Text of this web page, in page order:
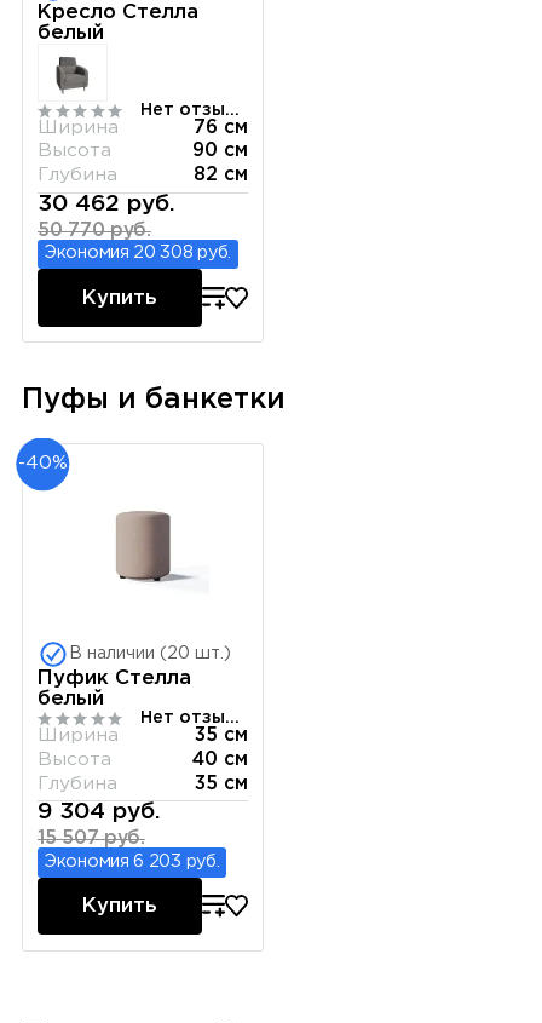
Кресло Стелла
белый
Нет отзывов
Ширина
76 см
Высота
90 см
Глубина
82 см
30 462 руб.
50 770 руб.
Экономия 20 308 руб.
Купить
Пуфы и банкетки
-40%
В наличии (20 шт.)
Пуфик Стелла
белый
Нет отзывов
Ширина
35 см
Высота
40 см
Глубина
35 см
9 304 руб.
15 507 руб.
Экономия 6 203 руб.
Купить